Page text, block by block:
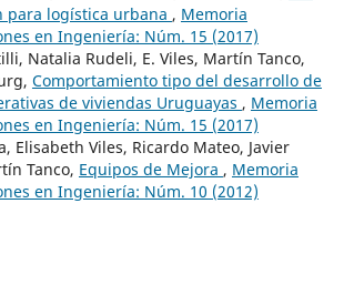
para logística urbana , Memoria
en Ingeniería: Núm. 15 (2017)
Natalia Rudeli, E. Viles, Martín Tanco,
Comportamiento tipo del desarrollo de
de viviendas Uruguayas , Memoria
en Ingeniería: Núm. 15 (2017)
Elisabeth Viles, Ricardo Mateo, Javier
Tanco, Equipos de Mejora , Memoria
en Ingeniería: Núm. 10 (2012)